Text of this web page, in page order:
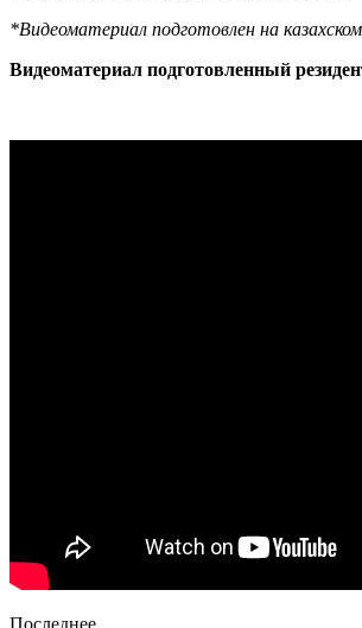
*Видеоматериал подготовлен на
Видеоматериал подготовленный
Последнее